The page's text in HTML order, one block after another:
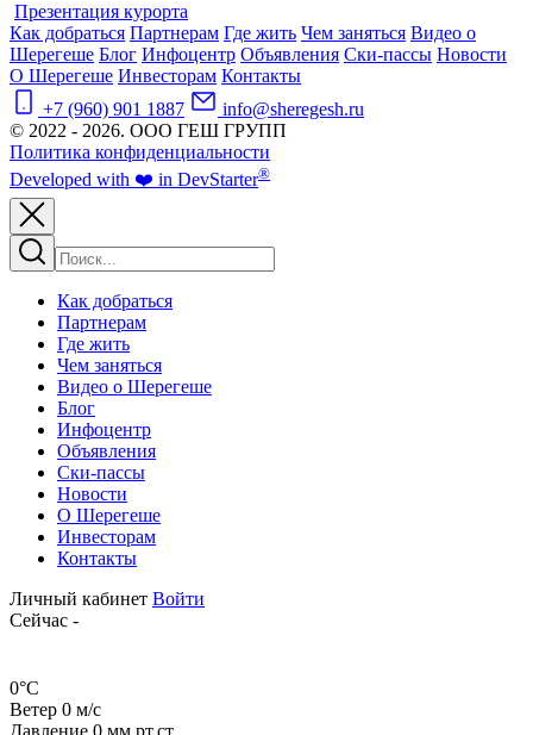
Презентация курорта
Как добраться Партнерам Где жить Чем заняться Видео о
Шерегеше Блог Инфоцентр Объявления Ски-пассы Новости
О Шерегеше Инвесторам Контакты
+7 (960) 901 1887
info@sheregesh.ru
© 2022 - 2026. ООО ГЕШ ГРУПП
Политика конфиденциальности
Developed with ❤️ in DevStarter®
Как добраться
Партнерам
Где жить
Чем заняться
Видео о Шерегеше
Блог
Инфоцентр
Объявления
Ски-пассы
Новости
О Шерегеше
Инвесторам
Контакты
Личный кабинет Войти
Сейчас -
0°C
Ветер 0 м/с
Давление 0 мм рт.ст.